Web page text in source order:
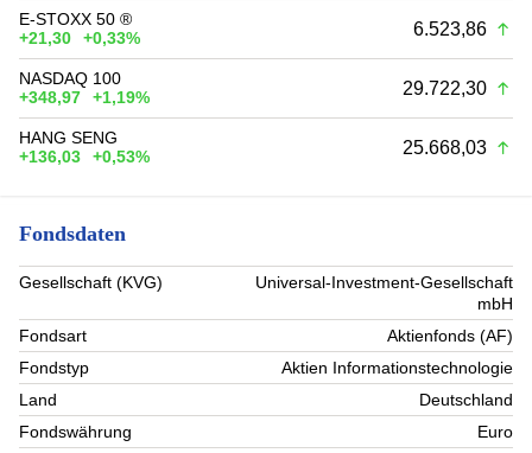
E-STOXX 50 ®
+21,30
+0,33% 6.523,86
NASDAQ 100
+348,97
+1,19% 29.722,30
HANG SENG
+136,03
+0,53% 25.668,03
Fondsdaten
Gesellschaft (KVG)
Universal-Investment-Gesellschaft
mbH
Fondsart
Aktienfonds (AF)
Fondstyp
Aktien Informationstechnologie
Land
Deutschland
Fondswährung
Euro